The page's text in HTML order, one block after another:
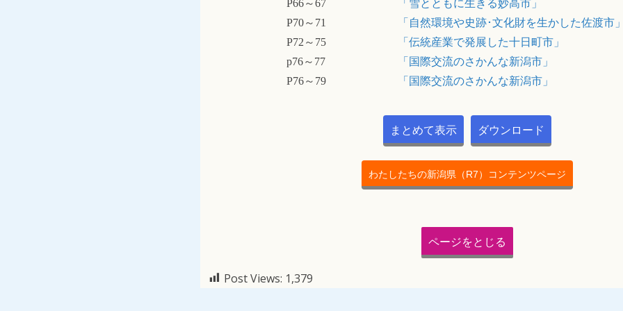
P66～67
「雪とともに生きる妙高市」
P70～71
「自然環境や史跡･文化財を生かした佐渡市
P72～75
「伝統産業で発展した十日町市」
p76～77
「国際交流のさかんな新潟市」
P76～79
「国際交流のさかんな新潟市」
まとめて表示 ダウンロード
わたしたちの新潟県（R7） コンテンツページ
ページをとじる
Post Views: 1,379